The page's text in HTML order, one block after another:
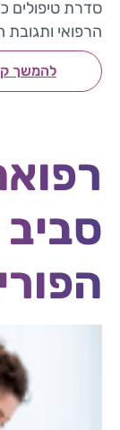
סדרת טיפולים
הרפואי ותגובת
להמשך